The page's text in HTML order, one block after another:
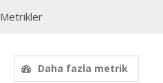
Metrikler
Daha fazla metrik